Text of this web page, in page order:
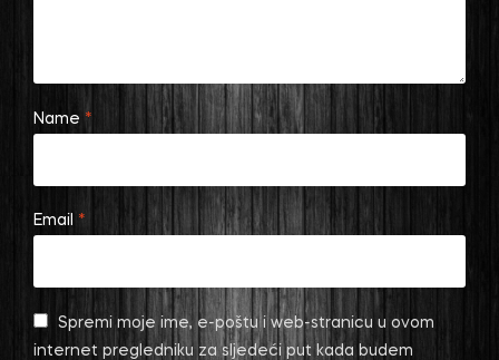
Name *
Email *
Spremi moje ime, e-poštu i web-stranicu u ovom
internet pregledniku za sljedeći put kada budem